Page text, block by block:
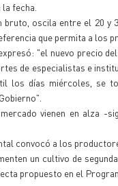
fecha.
oscila entre el 20
que permita a los
"el nuevo precio
de especialistas e
los días miércoles, se
vienen en alza -
convocó a los
un cultivo de
propuesto en el